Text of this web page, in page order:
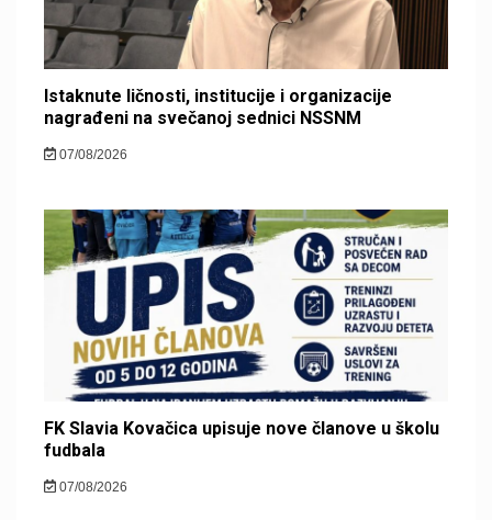
Istaknute ličnosti, institucije i organizacije
nagrađeni na svečanoj sednici NSSNM
07/08/2026
FK Slavia Kovačica upisuje nove članove u školu
fudbala
07/08/2026